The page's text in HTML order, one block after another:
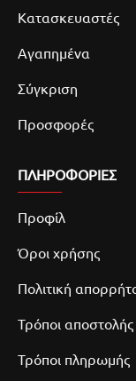
Κατασκευαστές
Αγαπημένα
Σύγκριση
Προσφορές
ΠΛΗΡΟΦΟΡΙΕΣ
Προφίλ
Όροι χρήσης
Πολιτική
Τρόποι αποστολής
Τρόποι πληρωμής